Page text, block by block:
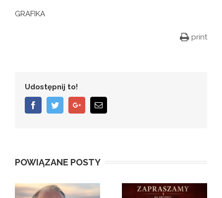
GRAFIKA
print
Udostępnij to!
FacebookTwitterGoogle+Email
POWIĄZANE POSTY